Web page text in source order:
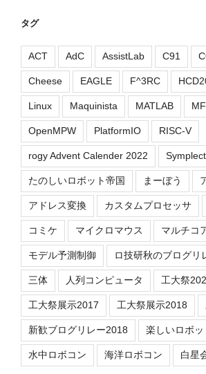
タグ
ACT AdC AssistLab C91
Cheese EAGLE F^3RC
Linux Maquinista MATLAB
OpenMPW PlatformIO RISC-V
rogy Advent Calender 2022
たのしいロボット帝国 まーぼう
アドレス変換 カスタムプロセッサ
コミケ マイクロマウス マルチコ
モデル予測制御 ロ技研秋のブログリ
三体 人列コンピュータ 工大祭
工大祭展示2017 工大祭展示2018
新歓ブログリレー2018 楽しいロボッ
水中ロボコン 海洋ロボコン 白星